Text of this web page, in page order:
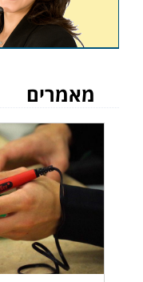
ואנשים
שונות,
מעליות,
מהקורסים
עם תום
עצמאי, לפתוח
מאמרים